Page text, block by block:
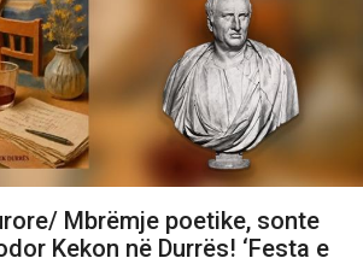
Mbrëmje poetike, sonte
Kekon në Durrës! ‘Festa e